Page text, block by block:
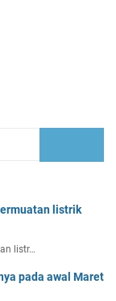
listrik
listr…
pada awal Maret